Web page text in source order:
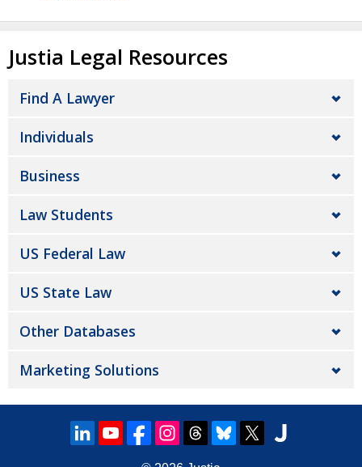
Justia Legal Resources
Find A Lawyer
Individuals
Business
Law Students
US Federal Law
US State Law
Other Databases
Marketing Solutions